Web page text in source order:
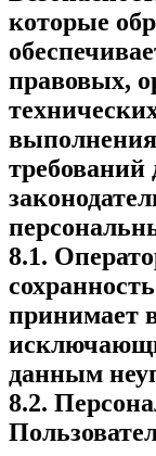
которые
правовых,
требований
8.1.
принимает
данным
8.2.